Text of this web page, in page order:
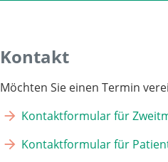
Kontakt
Möchten Sie einen Termin
Kontaktformular für
Kontaktformular für